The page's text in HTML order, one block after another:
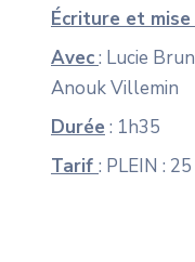
Écriture et mise
Avec: Lucie
Anouk Villemin
Durée : 1h35
Tarif : PLEIN :